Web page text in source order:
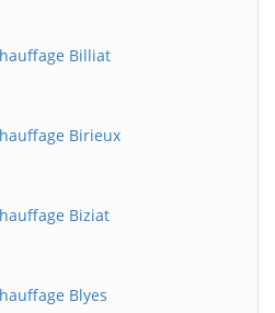
Billiat
Birieux
Biziat
Blyes